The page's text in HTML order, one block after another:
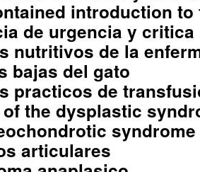
introduction
de urgencia y
nutritivos de la
bajas del gato
practicos de
the dysplastic
syndrome
articulares